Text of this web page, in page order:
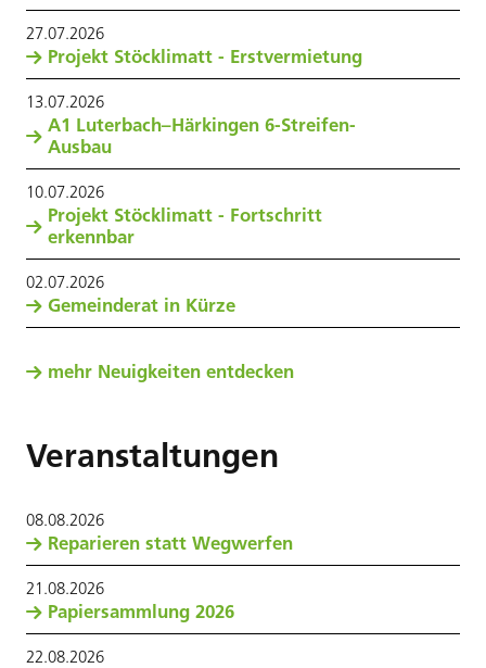
27.07.2026
Projekt Stöcklimatt - Erstvermietung
13.07.2026
A1 Luterbach–Härkingen 6-Streifen-
Ausbau
10.07.2026
Projekt Stöcklimatt - Fortschritt
erkennbar
02.07.2026
Gemeinderat in Kürze
mehr Neuigkeiten entdecken
Veranstaltungen
08.08.2026
Reparieren statt Wegwerfen
21.08.2026
Papiersammlung 2026
22.08.2026